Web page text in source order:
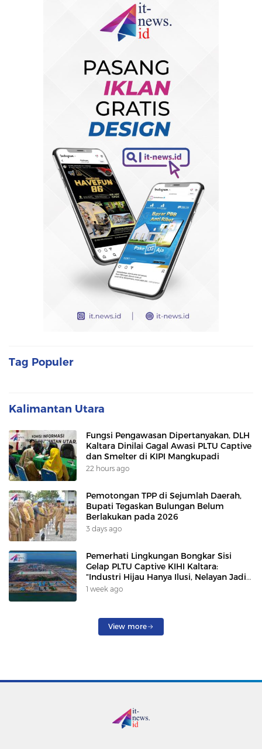
Tag Populer
Kalimantan Utara
Fungsi Pengawasan Dipertanyakan, DLH
Kaltara Dinilai Gagal Awasi PLTU Captive
dan Smelter di KIPI Mangkupadi
22 hours ago
Pemotongan TPP di Sejumlah Daerah,
Bupati Tegaskan Bulungan Belum
Berlakukan pada 2026
3 days ago
Pemerhati Lingkungan Bongkar Sisi
Gelap PLTU Captive KIHI Kaltara:
“Industri Hijau Hanya Ilusi, Nelayan Jadi
Korban”
1 week ago
View more